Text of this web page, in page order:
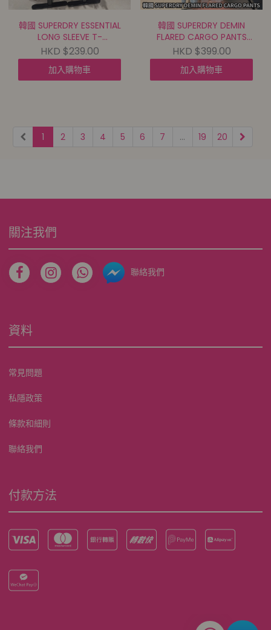
韓國 SUPERDRY ESSENTIAL
LONG SLEEVE T-
SHIRT(SDUILAQ02)【5件
包郵 | 6/8截單 | 預計9月初
至中到貨 |
20260801A(70154.)】
HKD $239.00
加入購物車
韓國 SUPERDRY DEMIN
FLARED CARGO PANTS
(SDFDEDO08)【5件包郵 |
6/8截單 | 預計9月初至中
到貨 |
20260801A(70153.)】
HKD $399.00
加入購物車
1 2 3 4 5 6 7 ... 19 20
關注我們
聯絡我們
資料
常見問題
私隱政策
條款和細則
聯絡我們
付款方法